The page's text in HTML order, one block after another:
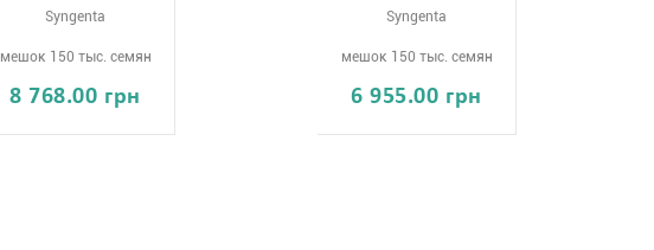
Syngenta
мешок 150 тыс. семян
8 768.00 грн
Syngenta
мешок 150 тыс. семян
6 955.00 грн